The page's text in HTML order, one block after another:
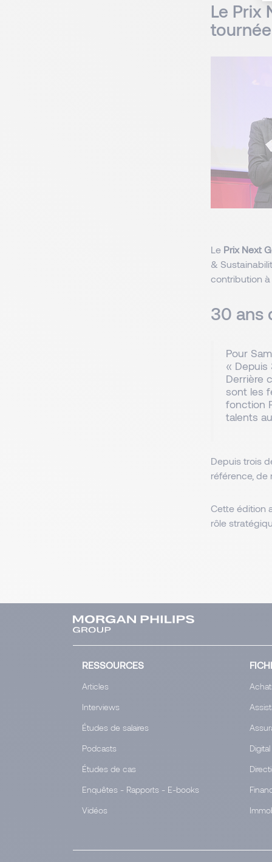
Le Prix
tournée
Le Prix Next
&
contribution à
30 ans
Pour
« Depuis
Derrière
sont les
fonction
talents
Depuis trois
référence, de
Cette édition
rôle
RESSOURCES
Articles
Interviews
Études de salaires
Podcasts
Études de cas
Enquêtes - Rapports - E-books
Vidéos
Digital